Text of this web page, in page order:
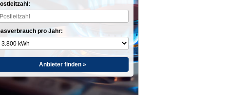
pro Jahr:
Anbieter finden »